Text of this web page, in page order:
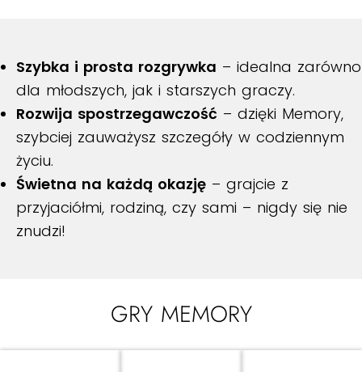
Szybka i prosta rozgrywka – idealna zarówno
dla młodszych, jak i starszych graczy.
Rozwija spostrzegawczość – dzięki Memory,
szybciej zauważysz szczegóły w codziennym
życiu.
Świetna na każdą okazję – grajcie z
przyjaciółmi, rodziną, czy sami – nigdy się nie
znudzi!
GRY MEMORY